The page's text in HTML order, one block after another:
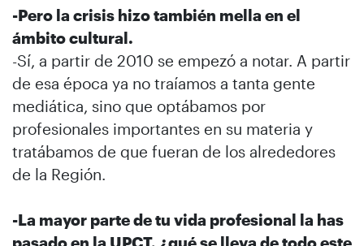
-Pero la crisis hizo también mella en el
ámbito cultural.
-Sí, a partir de 2010 se empezó a notar. A partir
de esa época ya no traíamos a tanta gente
mediática, sino que optábamos por
profesionales importantes en su materia y
tratábamos de que fueran de los alrededores
de la Región.
-La mayor parte de tu vida profesional la has